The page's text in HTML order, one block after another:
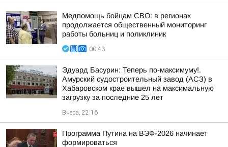
Медпомощь бойцам СВО: в регионах
продолжается общественный мониторинг
работы больниц и поликлиник
00:43
Эдуард Басурин: Теперь по-максимуму!.
Амурский судостроительный завод (АСЗ) в
Хабаровском крае вышел на максимальную
загрузку за последние 25 лет
Вчера, 22:16
Программа Путина на ВЭФ-2026 начинает
формироваться